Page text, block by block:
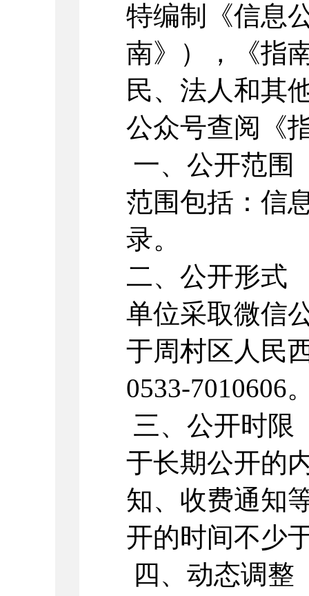
特编制《信息
南》），《指
民、法人和其
公众号查阅
一、公开范
范围包括：信
录。
二、公开形
单位采取微信
于周村区人民
0533-
三、公开时
于长期公开的
知、收费通知
开的时间不
四、动态调